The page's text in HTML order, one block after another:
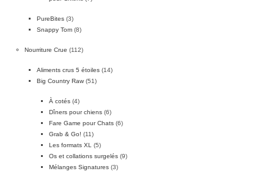
PureBites (3)
Snappy Tom (8)
Nourriture Crue (112)
Aliments crus 5 étoiles (14)
Big Country Raw (51)
À cotés (4)
Dîners pour chiens (6)
Fare Game pour Chats (6)
Grab & Go! (11)
Les formats XL
(5)
Os et collations surgelés (9)
Mélanges Signatures (3)